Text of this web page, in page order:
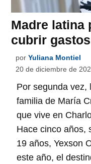
Madre latina
cubrir
por Yuliana Montiel
20 de diciembre de
Por segunda vez,
familia de María
que vive en
Hace cinco años,
19 años, Yexson
este año, el